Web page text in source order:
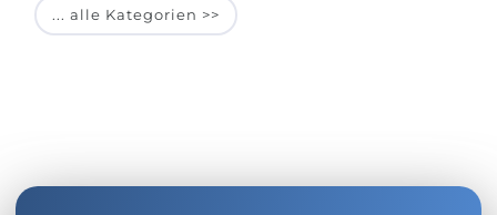
... alle Kategorien >>